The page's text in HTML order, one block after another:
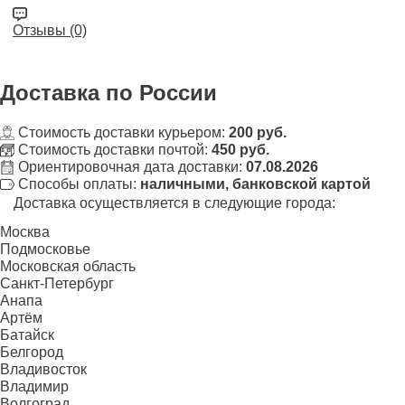
Отзывы (0)
Доставка по России
Стоимость доставки курьером: 200 руб.
Стоимость доставки почтой: 450 руб.
Ориентировочная дата доставки: 07.08.2026
Способы оплаты: наличными, банковской картой
Доставка осуществляется в следующие города:
Москва
Подмосковье
Московская область
Санкт-Петербург
Анапа
Артём
Батайск
Белгород
Владивосток
Владимир